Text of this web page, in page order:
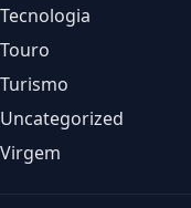
Tecnologia
Touro
Turismo
Uncategorized
Virgem